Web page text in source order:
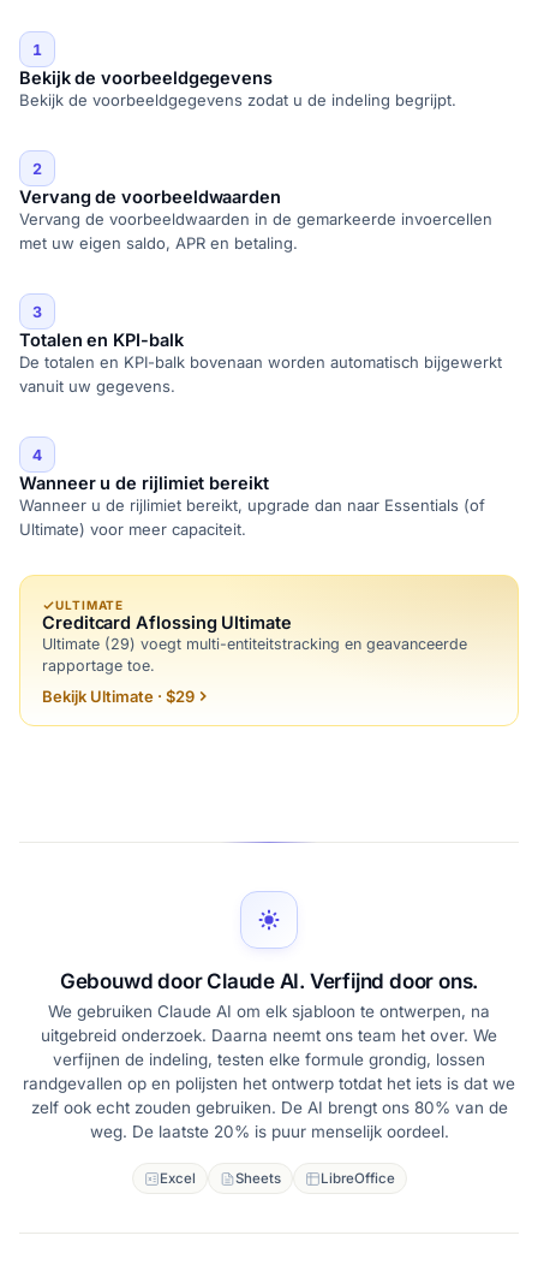
1
Bekijk de voorbeeldgegevens
Bekijk de voorbeeldgegevens zodat u de indeling begrijpt.
2
Vervang de voorbeeldwaarden
Vervang de voorbeeldwaarden in de gemarkeerde invoercellen
met uw eigen saldo, APR en betaling.
3
Totalen en KPI-balk
De totalen en KPI-balk bovenaan worden automatisch bijgewerkt
vanuit uw gegevens.
4
Wanneer u de rijlimiet bereikt
Wanneer u de rijlimiet bereikt, upgrade dan naar Essentials (of
Ultimate) voor meer capaciteit.
ULTIMATE
Creditcard Aflossing Ultimate
Ultimate (29) voegt multi-entiteitstracking en geavanceerde
rapportage toe.
Bekijk Ultimate · $29
Gebouwd door Claude AI. Verfijnd door ons.
We gebruiken Claude AI om elk sjabloon te ontwerpen, na
uitgebreid onderzoek. Daarna neemt ons team het over. We
verfijnen de indeling, testen elke formule grondig, lossen
randgevallen op en polijsten het ontwerp totdat het iets is dat we
zelf ook echt zouden gebruiken. De AI brengt ons 80% van de
weg. De laatste 20% is puur menselijk oordeel.
Excel Sheets LibreOffice